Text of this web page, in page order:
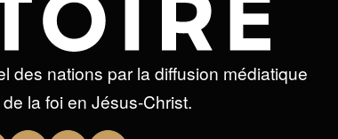
des nations par la diffusion médiatique
la foi en Jésus-Christ.